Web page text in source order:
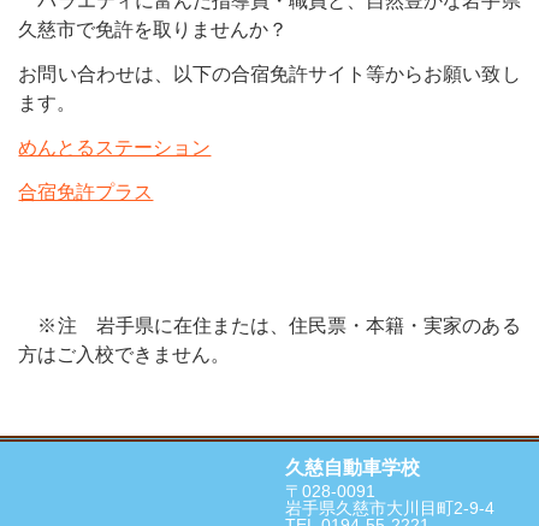
久慈市で免許を取りませんか？
お問い合わせは、以下の合宿免許サイト等からお願い致し
ます。
めんとるステーション
合宿免許プラス
※注 岩手県に在住または、住民票・本籍・実家のある
方はご入校できません。
久慈自動車学校
〒028-0091
岩手県久慈市大川目町2-9-4